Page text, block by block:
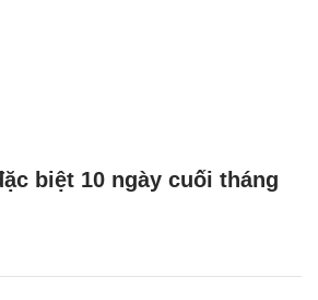
biệt 10 ngày cuối tháng